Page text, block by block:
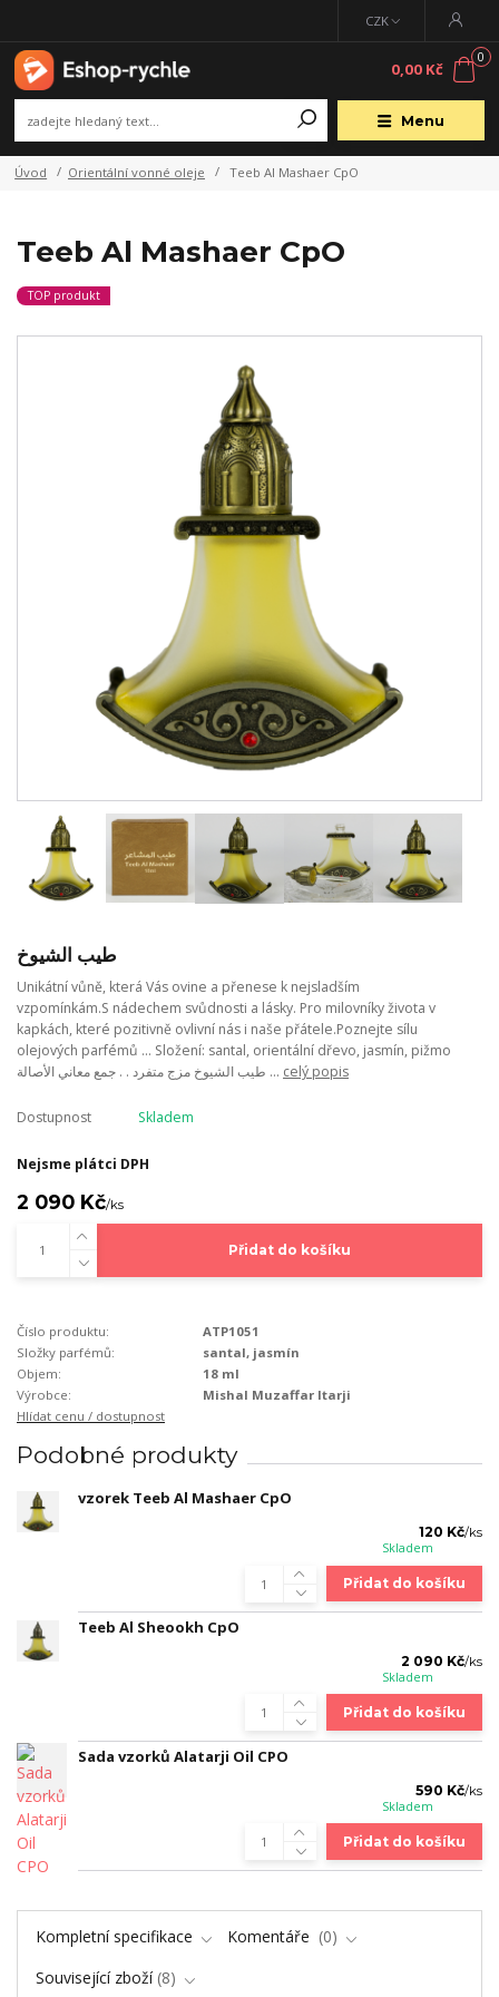
Menu
CZK
0
0,00 Kč
Úvod Orientální vonné oleje Teeb Al Mashaer CpO
Teeb Al Mashaer CpO
TOP produkt
طيب الشيوخ
Unikátní vůně, která Vás ovine a přenese k nejsladším
vzpomínkám.S nádechem svůdnosti a lásky. Pro milovníky života v
kapkách, které pozitivně ovlivní nás i naše přátele.Poznejte sílu
olejových parfémů ... Složení: santal, orientální dřevo, jasmín, pižmo
طيب الشيوخ مزج متفرد . . جمع معاني الأصالة ... celý popis
Dostupnost Skladem
Nejsme plátci DPH
2 090 Kč/ks
Přidat do košíku
Číslo produktu:
ATP1051
Složky parfémů:
santal, jasmín
Objem:
18 ml
Výrobce:
Mishal Muzaffar Itarji
Hlídat cenu / dostupnost
Podobné produkty
vzorek Teeb Al Mashaer CpO
120 Kč/ks
Skladem
Přidat do košíku
Teeb Al Sheookh CpO
2 090 Kč/ks
Skladem
Přidat do košíku
Sada vzorků Alatarji Oil CPO
590 Kč/ks
Skladem
Přidat do košíku
Kompletní specifikace Komentáře
0
Související zboží 8